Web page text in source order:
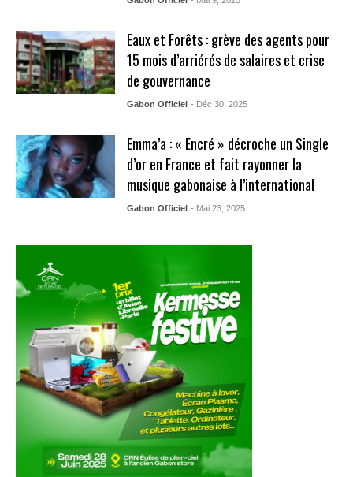
Eaux et Forêts : grève des agents pour
15 mois d’arriérés de salaires et crise
de gouvernance
Gabon Officiel - Déc 30, 2025
Emma’a : « Encré » décroche un Single
d’or en France et fait rayonner la
musique gabonaise à l’international
Gabon Officiel - Mai 23, 2025